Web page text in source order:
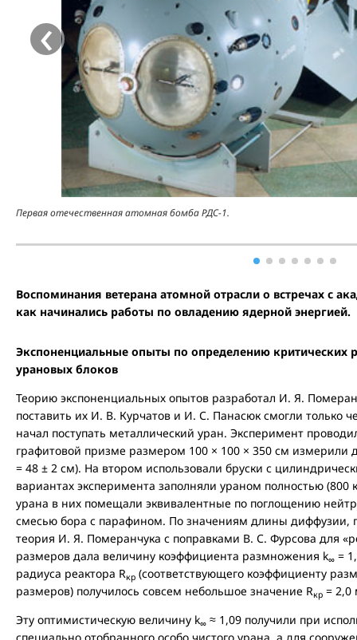
Первая отечественная атомная бомба РДС-1.
‹
Воспоминания ветерана атомной отрасли о встречах с
как начинались работы по овладению ядерной энергией.
Экспоненциальные опыты по определению критических
урановых блоков
Теорию экспоненциальных опытов разработал И. Я.
поставить их И. В. Курчатов и И. С. Панасюк смогли только
начал поступать металлический уран. Эксперимент
графитовой призме размером 100 × 100 × 350 см измерили
= 48 ± 2 см). На втором использовали бруски с
вариантах эксперимента заполняли ураном полностью (800
урана в них помещали эквивалентные по поглощению
смесью бора с парафином. По значениям длины диффузии,
теория И. Я. Померанчука с поправками В. С. Фурсова для
размеров дала величину коэффициента размножения k∞ =
радиуса реактора Rкр (соответствующего коэффициенту
размеров) получилось совсем небольшое значение Rкр = 2,0
Эту оптимистическую величину k∞ ≈ 1,09 получили при